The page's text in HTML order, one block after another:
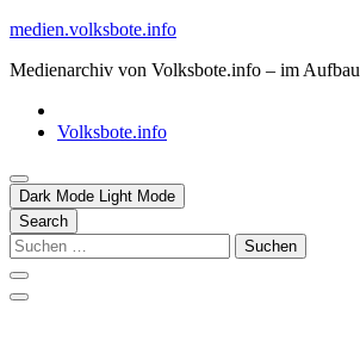
Skip
content
medien.volksbote.info
Medienarchiv von Volksbote.info – im Aufbau
Volksbote.info
Dark Mode Light Mode
Search
Suchen
nach: